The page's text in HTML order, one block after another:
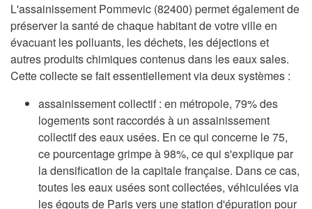
L'assainissement Pommevic (82400) permet également de
préserver la santé de chaque habitant de votre ville en
évacuant les polluants, les déchets, les déjections et
autres produits chimiques contenus dans les eaux sales.
Cette collecte se fait essentiellement via deux systèmes :
assainissement collectif : en métropole, 79% des
logements sont raccordés à un assainissement
collectif des eaux usées. En ce qui concerne le 75,
ce pourcentage grimpe à 98%, ce qui s'explique par
la densification de la capitale française. Dans ce cas,
toutes les eaux usées sont collectées, véhiculées via
les égouts de Paris vers une station d'épuration pour